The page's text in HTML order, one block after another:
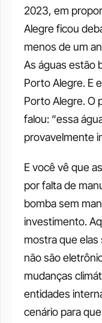
2023, em
Alegre ficou
menos de um
As águas estão
Porto Alegre. E
Porto Alegre. O
falou: “essa
provavelmente
E você vê que
por falta de
bomba sem
investimento.
mostra que
não são
mudanças
entidades
cenário para